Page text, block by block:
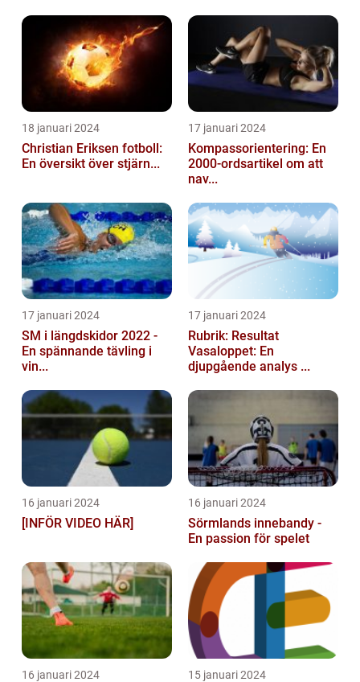
18 januari 2024
Christian Eriksen fotboll:
En översikt över stjärn...
17 januari 2024
Kompassorientering: En
2000-ordsartikel om att
nav...
17 januari 2024
SM i längdskidor 2022 -
En spännande tävling i
vin...
17 januari 2024
Rubrik: Resultat
Vasaloppet: En
djupgående analys ...
16 januari 2024
[INFÖR VIDEO HÄR]
16 januari 2024
Sörmlands innebandy -
En passion för spelet
16 januari 2024 15 januari 2024